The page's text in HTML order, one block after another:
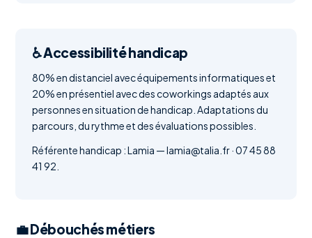
♿ Accessibilité handicap
80% en distanciel avec équipements informatiques et
20% en présentiel avec des coworkings adaptés aux
personnes en situation de handicap. Adaptations du
parcours, du rythme et des évaluations possibles.
Référente handicap : Lamia — lamia@talia.fr · 07 45 88
41 92.
💼 Débouchés métiers